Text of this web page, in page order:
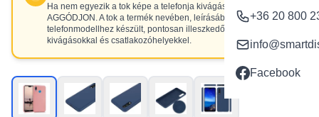
+36 20 800
Facebook
Ha nem egyezik a tok képe a telefonja kivágásaival, NE
AGGÓDJON. A tok a termék nevében, leírásában szereplő
telefonmodellhez készült, pontosan illeszkedő
kivágásokkal és csatlakozóhelyekkel.